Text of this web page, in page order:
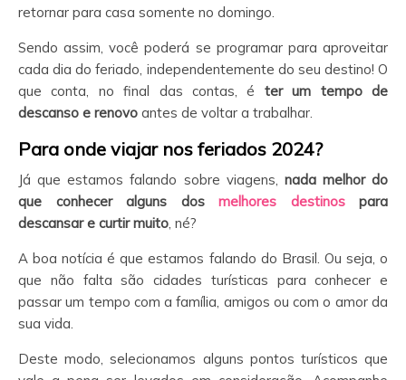
retornar para casa somente no domingo.
Sendo assim, você poderá se programar para aproveitar
cada dia do feriado, independentemente do seu destino! O
que conta, no final das contas, é ter um tempo de
descanso e renovo antes de voltar a trabalhar.
Para onde viajar nos feriados 2024?
Já que estamos falando sobre viagens, nada melhor do
que conhecer alguns dos melhores destinospara
descansar e curtir muito , né?
A boa notícia é que estamos falando do Brasil. Ou seja, o
que não falta são cidades turísticas para conhecer e
passar um tempo com a família, amigos ou com o amor da
sua vida.
Deste modo, selecionamos alguns pontos turísticos que